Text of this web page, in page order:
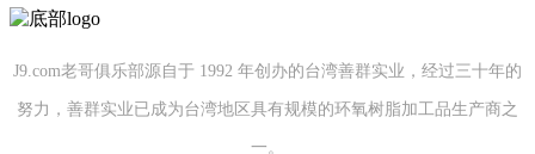
J9.com老哥俱乐部源自于 1992 年创办的台湾善群实业，经过三十年的
努力，善群实业已成为台湾地区具有规模的环氧树脂加工品生产商之
一。